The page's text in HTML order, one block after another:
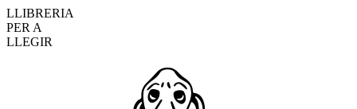
LLIBRERIA
PER A
LLEGIR